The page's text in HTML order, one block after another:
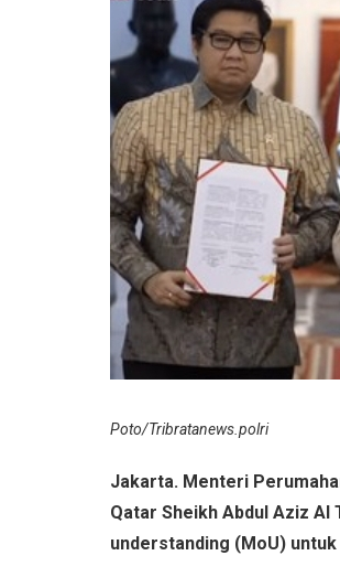
Poto/Tribratanews.polri
Jakarta. Menteri
Qatar Sheikh Abdul Aziz
understanding (MoU)